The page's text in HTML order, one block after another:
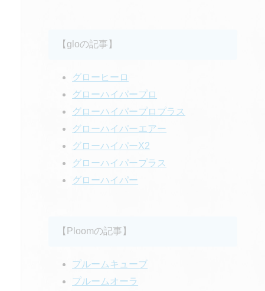
【gloの記事】
グローヒーロ
グローハイパープロ
グローハイパープロプラス
グローハイパーエアー
グローハイパーX2
グローハイパープラス
グローハイパー
【Ploomの記事】
プルームキューブ
プルームオーラ